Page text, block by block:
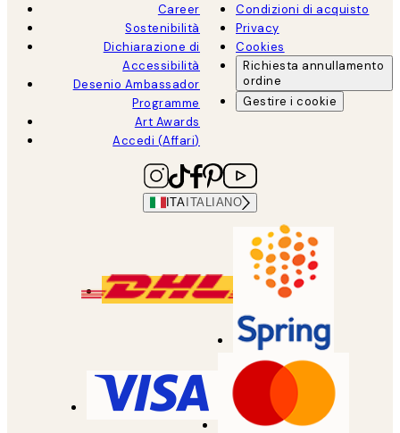
Career
Sostenibilità
Dichiarazione di
Accessibilità
Desenio Ambassador
Programme
Art Awards
Accedi (Affari)
Condizioni di acquisto
Privacy
Cookies
Richiesta annullamento
ordine
Gestire i cookie
ITA ITALIANO